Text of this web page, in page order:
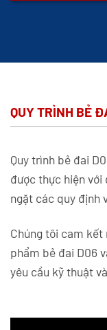
QUY TRÌNH BẺ
Quy trình bẻ đai
được thực hiện với
ngặt các quy định
Chúng tôi cam kết
phẩm bẻ đai D06
yêu cầu kỹ thuật